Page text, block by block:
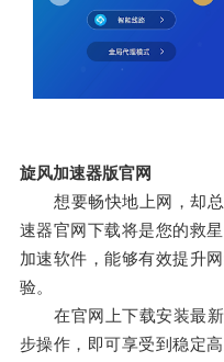
旋风加速器版官网
想要畅快地上网，却总
速器官网下载将是您的救
加速软件，能够有效提升
验。
在官网上下载安装最新
步操作，即可享受到稳定高